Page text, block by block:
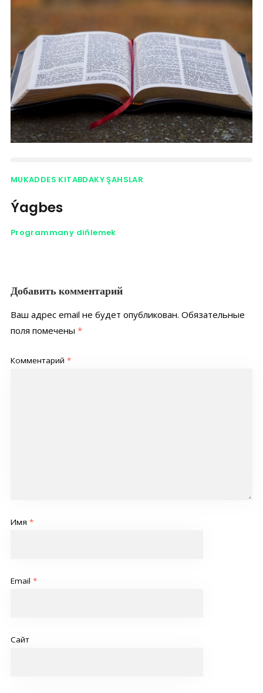
MUKADDES KITABDAKY ŞAHSLAR
Ýagbes
Programmany diňlemek
Добавить комментарий
Ваш адрес email не будет опубликован. Обязательные
поля помечены *
Комментарий *
Имя *
Email *
Сайт